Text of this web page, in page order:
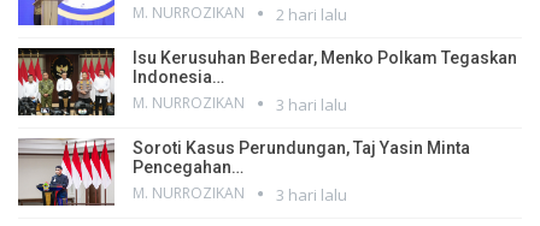
M. NURROZIKAN 2 hari lalu
Isu Kerusuhan Beredar, Menko Polkam Tegaskan
Indonesia…
M. NURROZIKAN 3 hari lalu
Soroti Kasus Perundungan, Taj Yasin Minta
Pencegahan…
M. NURROZIKAN 3 hari lalu